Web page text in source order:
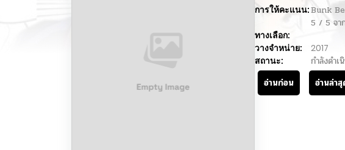
การให้คะแนน:Bunk
5 / 5 จ
ทางเลือก:
วางจำหน่าย:
2017
สถานะ:
กำลังดำเ
อ่านก่อน
อ่านล่า